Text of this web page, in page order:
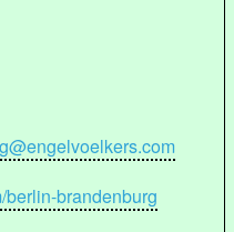
brandenburg